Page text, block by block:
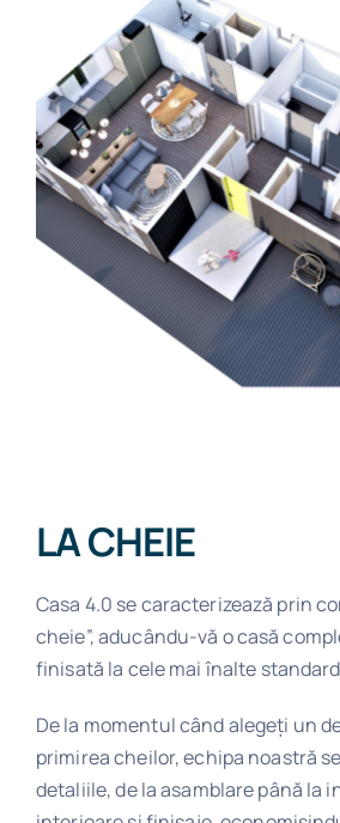
LA CHEIE
Casa 4.0 se caracterizează prin
cheie”, aducându-vă o casă
finisată la cele mai înalte
De la momentul când alegeți un
primirea cheilor, echipa noastră
detaliile, de la asamblare până la